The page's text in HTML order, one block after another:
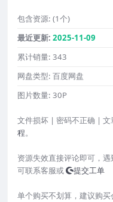
包含资源: (1个)
最近更新: 2025-11-09
累计销量: 343
网盘类型: 百度网盘
图片数量: 30P
文件损坏 | 密码不正确 | 文
程。
资源失效直接评论即可，遇
可联系客服或
提交工单
单个购买不划算，建议购买